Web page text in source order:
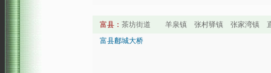
富县： 茶坊街道 羊泉镇 张村驿镇 张家湾镇
富县鄜城大桥